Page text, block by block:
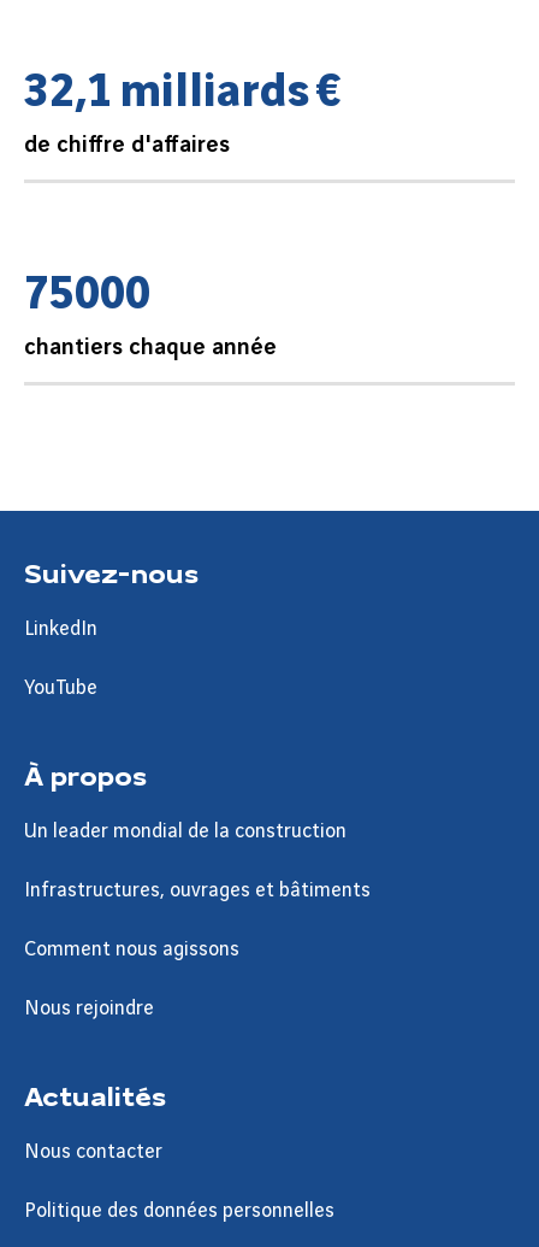
32,1 milliards€
de chiffre d'affaires
75000
chantiers chaque année
Suivez-nous
LinkedIn
YouTube
À propos
Un leader mondial de la construction
Infrastructures, ouvrages et bâtiments
Comment nous agissons
Nous rejoindre
Actualités
Nous contacter
Politique des données personnelles